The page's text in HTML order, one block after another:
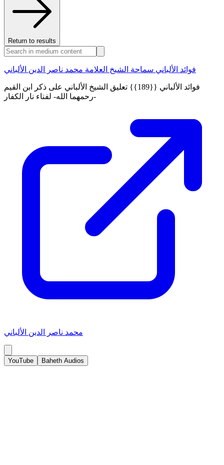
Return to results
فوائد الألباني سماحة الشيخ العلامة محمد ناصر الدين الألباني
فوائد الألباني {{189}} تعليق الشيخ الألباني على ذكر ابن القيم
-رحمهما الله- لفناء نار الكفار
محمد ناصر الدين الألباني
YouTube Baheth Audios